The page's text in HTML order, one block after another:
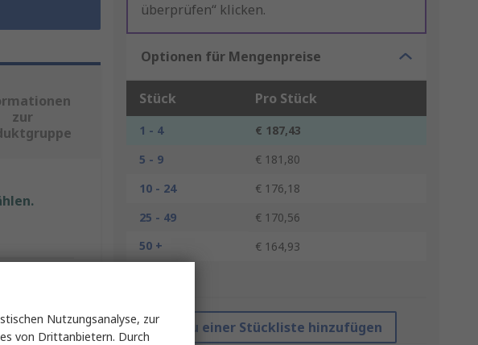
überprüfen“ klicken.
Optionen für Mengenpreise
Stück Pro Stück
1 - 4
€ 187,43
5 - 9
€ 181,80
10 - 24
€ 176,18
25 - 49
€ 170,56
50 +
€ 164,93
Zu einer Stückliste hinzufügen
zur
Nutzungsanalyse, zur
von Drittanbietern. Durch